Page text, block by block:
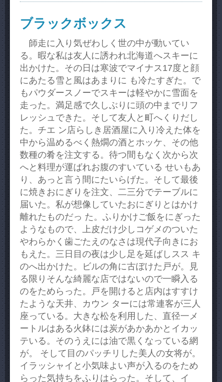
ブラックボックス
師走に入り気ぜわしく世の中が動いてい
る。暇な私は友人に誘われ北海道へスキーに
出かけた。その日は寒波でマイナス17度と顔
にあたる雪と風はあまりに も冷たすぎた。で
もパウダースノーでスキーは軽やかに雪面を
走った。満足感で久しぶりに頭の中までリフ
レッシュできた。そして友人と町へくりだし
た。チエ ン店らしき居酒屋に入り冷えた体を
中から温めるべく熱燗の酒とホッケ、その他
数種の肴を注文する。待つ間もなく次から次
へと料理が運ばれお腹のすいている せいもあ
り、あっと言う間にたいらげた。そして最後
に焼きおにぎりを注文、二三分でテーブルに
届いた。私が想像していたおにぎりとはかけ
離れたものだっ た。ふりかけご飯をにぎった
ようなもので、上皮だけ少しコゲメのついた
やわらかく歯ごたえのなさは現代子向きにお
もえた。三日目の夜は少し足を延ばしスス キ
のへ出かけた。ビルの角に古ぼけた戸が。見
る限りそんな綺麗な店ではないので一瞬入る
のをためらった。戸を開けると店内はすすけ
たような天井、カウン ターには常連客が三人
座っている。大きな松を利用した、直径一メ
ートルはある火鉢には炭があかあかとイカッ
テいる。そのうえには油で黒くなっている網
が。 そして目のパッチリした美人の女将が。
イラッシャイと小気味よい声が入るのをため
らった気持ちをふりはらった。そして、イ